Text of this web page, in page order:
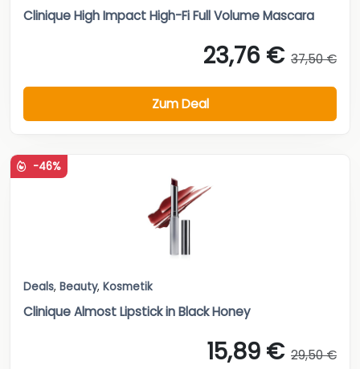
Clinique High Impact High-Fi Full Volume Mascara
23,76 € 37,50 €
Zum Deal
-46%
Deals, Beauty, Kosmetik
Clinique Almost Lipstick in Black Honey
15,89 € 29,50 €